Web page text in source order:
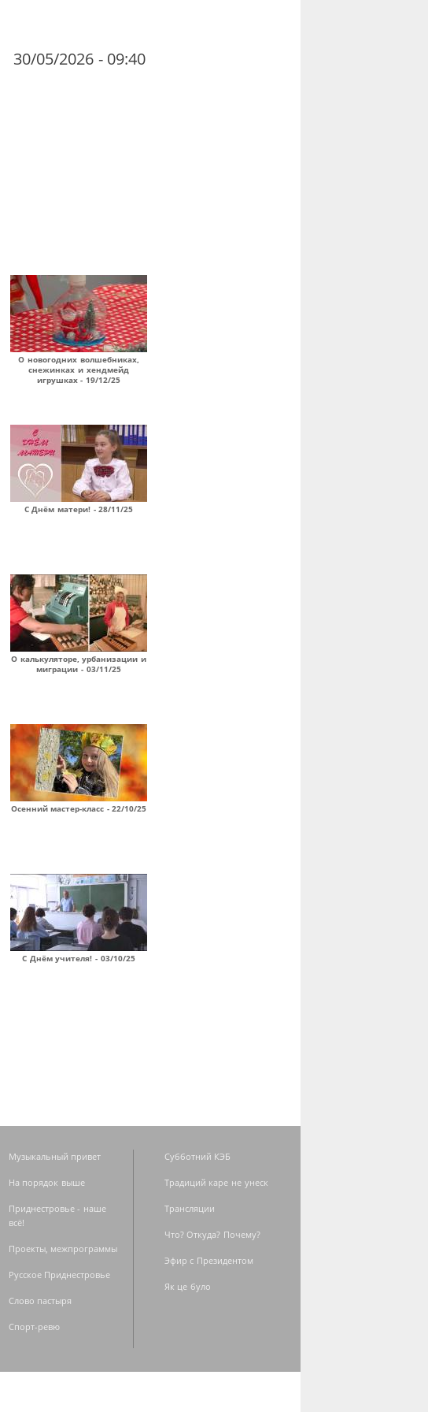
30/05/2026 - 09:40
О новогодних волшебниках,
снежинках и хендмейд
игрушках - 19/12/25
С Днём матери! - 28/11/25
О калькуляторе, урбанизации и
миграции - 03/11/25
Осенний мастер-класс - 22/10/25
С Днём учителя! - 03/10/25
Музыкальный привет
На порядок выше
Приднестровье - наше
всё!
Проекты, межпрограммы
Русское Приднестровье
Слово пастыря
Спорт-ревю
Субботний КЭБ
Традиций каре не унеск
Трансляции
Что? Откуда? Почему?
Эфир с Президентом
Як це було